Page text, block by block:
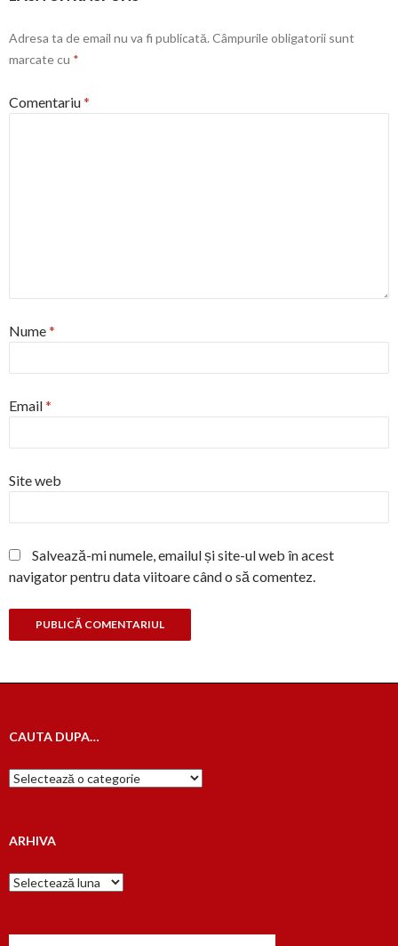
Adresa ta de email nu va fi publicată. Câmpurile obligatorii sunt
marcate cu *
Comentariu*
Nume*
Email*
Site web
Salvează-mi numele, emailul și site-ul web în acest
navigator pentru data viitoare când o să comentez.
CAUTA DUPA…
Cauta
dupa…
ARHIVA
Arhiva